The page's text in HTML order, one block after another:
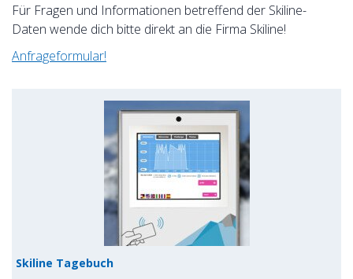
Für Fragen und Informationen betreffend der Skiline-
Daten wende dich bitte direkt an die Firma Skiline!
Anfrageformular!
Skiline Tagebuch